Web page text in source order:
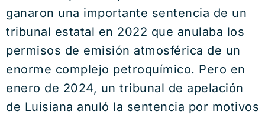
ganaron una importante sentencia de un
tribunal estatal en 2022 que anulaba los
permisos de emisión atmosférica de un
enorme complejo petroquímico. Pero en
enero de 2024, un tribunal de apelación
de Luisiana anuló la sentencia por motivos